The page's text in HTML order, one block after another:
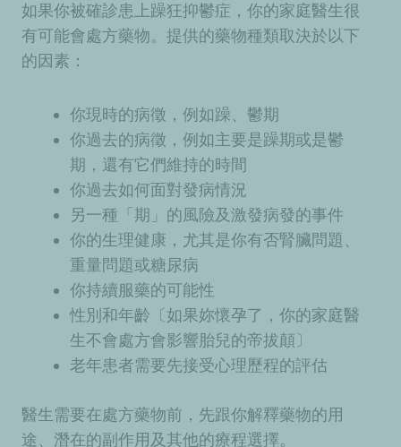
如果你被確診患上躁狂抑鬱症，你的家庭醫生很
有可能會處方藥物。提供的藥物種類取決於以下
的因素：
你現時的病徵，例如躁、鬱期
你過去的病徵，例如主要是躁期或是鬱
期，還有它們維持的時間
你過去如何面對發病情況
另一種「期」的風險及激發病發的事件
你的生理健康，尤其是你有否腎臟問題、
重量問題或糖尿病
你持續服藥的可能性
性別和年齡〔如果妳懷孕了，你的家庭醫
生不會處方會影響胎兒的帝拔顛〕
老年患者需要先接受心理歷程的評估
醫生需要在處方藥物前，先跟你解釋藥物的用
途、潛在的副作用及其他的療程選擇。